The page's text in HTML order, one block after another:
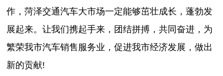
作，菏泽交通汽车大市场一定能够茁壮成长，蓬勃发
展起来。让我们携起手来，团结拼搏，共同奋进，为
繁荣我市汽车销售服务业，促进我市经济发展，做出
新的贡献!